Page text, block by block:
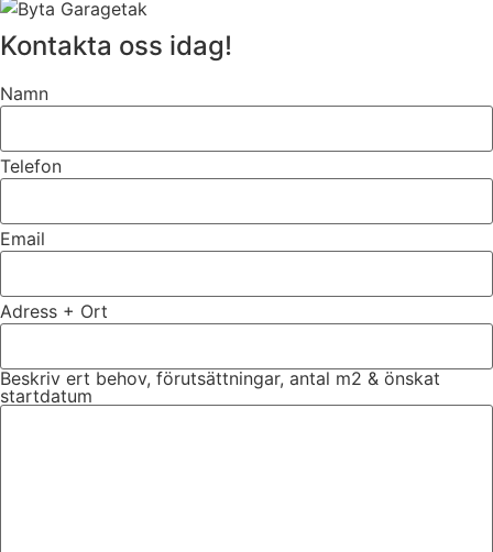
Kontakta oss idag!
Namn
Telefon
Email
Adress + Ort
Beskriv ert behov, förutsättningar, antal m2 & önskat
startdatum